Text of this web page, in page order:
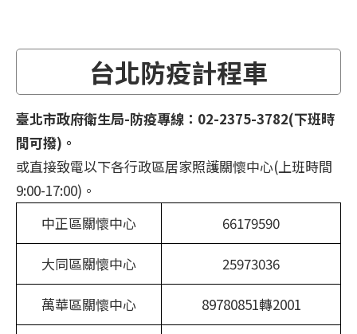
台北防疫計程車
臺北市政府衛生局-防疫專線：02-2375-3782(下班時
間可撥)。
或直接致電以下各行政區居家照護關懷中心(上班時間
9:00-17:00)。
中正區關懷中心
66179590
大同區關懷中心 25973036
萬華區關懷中心 89780851轉2001